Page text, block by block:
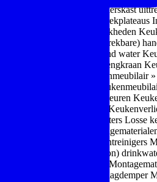
Inbouwaccessoires » Apothekerskast
» Hoekkast uittrekplateaus
» Bedieningsmogelijkheden
Keukenkranen » Met (uitrekbare)
Keukenkranen » Kokend water
Keukenkranen » Bladmengkraan
Keukenmeubilair
» Duurzaamheid
Keukenverlichting » Lichtkleuren
» Plintverwarming/plintheaters Losse
Montagematerialen » Luchtreinigers
voor (schoon)
van lades en deuren
Montagematerialen » Waterslagdemper